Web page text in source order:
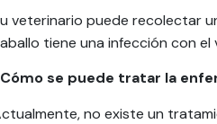
veterinario puede recolectar
tiene una infección con el
se puede tratar la
no existe un